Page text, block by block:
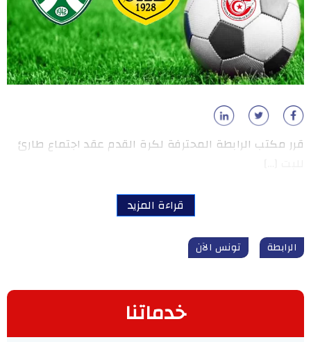
قرر مكتب الرابطة المحترفة لكرة القدم عقد اجتماع طارئ
قراءة المزيد
الرابطة تونس الآن
خدماتنا